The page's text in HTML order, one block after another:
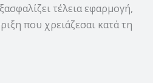
τέλεια εφαρμογή,
που χρειάζεσαι κατά τη